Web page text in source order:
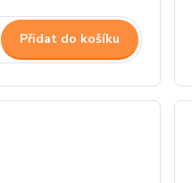
Přidat do košíku